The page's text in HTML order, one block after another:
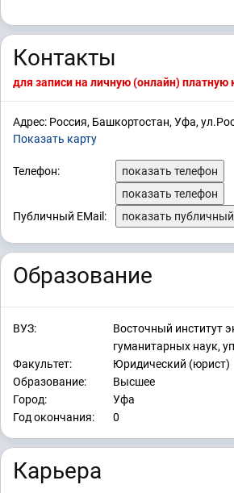
Контакты
для записи на личную (онлайн) платную
Адрес: Россия, Башкортостан, Уфа,
Показать карту
Телефон:
показать телефон
показать телефон
Публичный EMail:
показать публичный
Образование
ВУЗ:
Восточный институт
гуманитарных наук,
Факультет:
Юридический (юрист)
Образование:
Высшее
Город:
Уфа
Год окончания:
0
Карьера